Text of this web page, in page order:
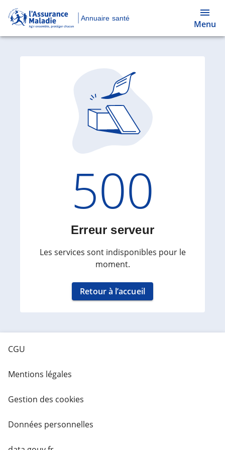
Annuaire santé
Menu
Code
500
Erreur serveur
Les services sont indisponibles pour le
moment.
Retour à l’accueil
CGU
Mentions légales
Gestion des cookies
Données personnelles